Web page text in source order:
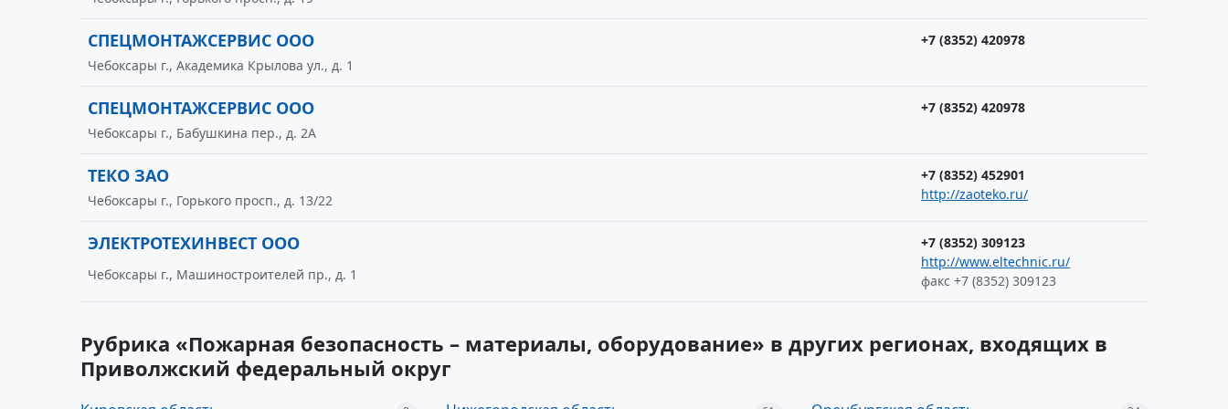
СПЕЦМОНТАЖСЕРВИС ООО
+7 (8352) 420978
Чебоксары г., Академика Крылова ул., д. 1
СПЕЦМОНТАЖСЕРВИС ООО
+7 (8352) 420978
Чебоксары г., Бабушкина пер., д. 2А
ТЕКО ЗАО
+7 (8352) 452901
http://zaoteko.ru/
Чебоксары г., Горького просп., д. 13/22
ЭЛЕКТРОТЕХИНВЕСТ ООО
+7 (8352) 309123
http://www.eltechnic.ru/
факс +7 (8352) 309123
Чебоксары г., Машиностроителей пр., д. 1
Рубрика «Пожарная безопасность – материалы, оборудование» в других регионах, входящих в
Приволжский федеральный округ